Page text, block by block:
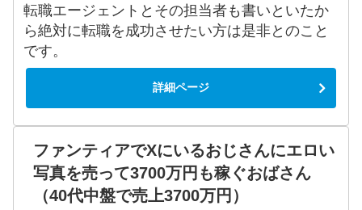
転職エージェントとその担当者も書いといたか
ら絶対に転職を成功させたい方は是非とのこと
です。
詳細ページ
ファンティアでXにいるおじさんにエロい
写真を売って3700万円も稼ぐおばさん
（40代中盤で売上3700万円）